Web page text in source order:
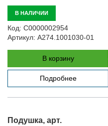
В НАЛИЧИИ
Код: С0000002954
Артикул: A274.1001030-01
В корзину
Подробнее
Подушка, арт.